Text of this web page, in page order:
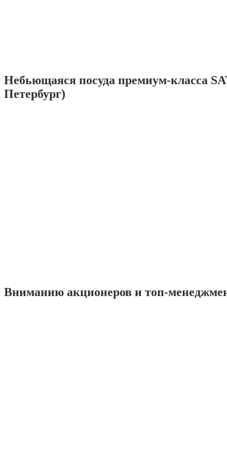
Небьющаяся посуда премиум-класса
Петербург)
Вниманию акционеров и топ-